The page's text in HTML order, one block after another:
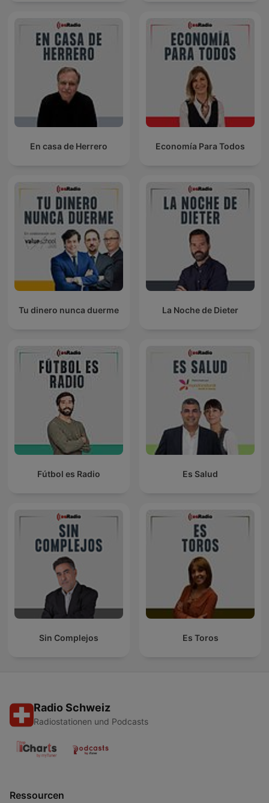
En casa de Herrero Economía Para Todos
Tu dinero nunca duerme La Noche de Dieter
Fútbol es Radio Es Salud
Sin Complejos Es Toros
Radio Schweiz
Radiostationen und Podcasts
Ressourcen